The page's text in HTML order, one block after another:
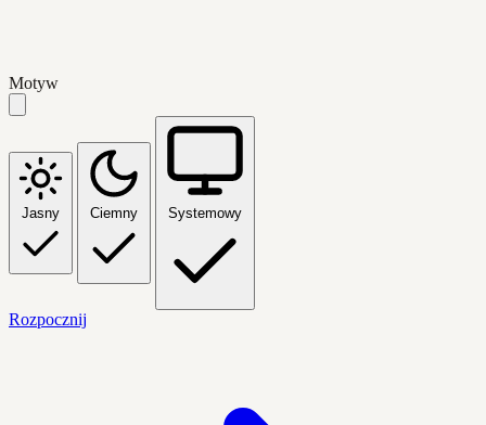
Motyw
Jasny Ciemny Systemowy
Rozpocznij